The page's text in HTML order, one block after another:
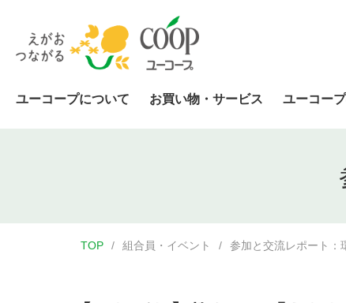
ユーコープについて お買い物・サービス ユーコー
TOP 組合員・イベント 参加と交流レポート：